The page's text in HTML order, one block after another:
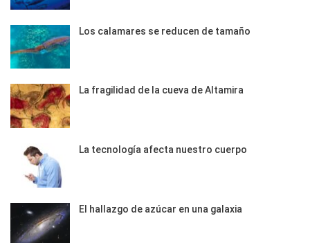
Los calamares se reducen de tamaño
La fragilidad de la cueva de Altamira
La tecnología afecta nuestro cuerpo
El hallazgo de azúcar en una galaxia